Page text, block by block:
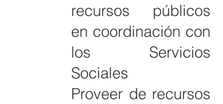
recursos públicos
en coordinación con
los Servicios
Sociales
Proveer de recursos